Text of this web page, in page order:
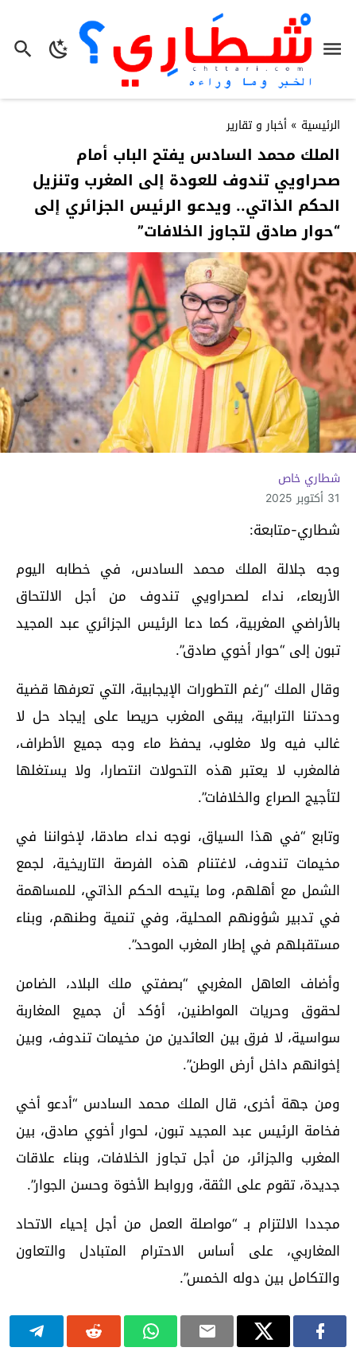
الرئيسية » أخبار و تقارير
الملك محمد السادس يفتح الباب أمام
صحراويي تندوف للعودة إلى المغرب وتنزيل
الحكم الذاتي.. ويدعو الرئيس الجزائري إلى
“حوار صادق لتجاوز الخلافات”
شطاري خاص
31 أكتوبر 2025
شطاري-متابعة:
وجه جلالة الملك محمد السادس، في خطابه اليوم
الأربعاء، نداء لصحراويي تندوف من أجل الالتحاق
بالأراضي المغربية، كما دعا الرئيس الجزائري عبد المجيد
تبون إلى “حوار أخوي صادق”.
وقال الملك “رغم التطورات الإيجابية، التي تعرفها قضية
وحدتنا الترابية، يبقى المغرب حريصا على إيجاد حل لا
غالب فيه ولا مغلوب، يحفظ ماء وجه جميع الأطراف،
فالمغرب لا يعتبر هذه التحولات انتصارا، ولا يستغلها
لتأجيج الصراع والخلافات”.
وتابع “في هذا السياق، نوجه نداء صادقا، لإخواننا في
مخيمات تندوف، لاغتنام هذه الفرصة التاريخية، لجمع
الشمل مع أهلهم، وما يتيحه الحكم الذاتي، للمساهمة
في تدبير شؤونهم المحلية، وفي تنمية وطنهم، وبناء
مستقبلهم في إطار المغرب الموحد”.
وأضاف العاهل المغربي “بصفتي ملك البلاد، الضامن
لحقوق وحريات المواطنين، أؤكد أن جميع المغاربة
سواسية، لا فرق بين العائدين من مخيمات تندوف، وبين
إخوانهم داخل أرض الوطن”.
ومن جهة أخرى، قال الملك محمد السادس “أدعو أخي
فخامة الرئيس عبد المجيد تبون، لحوار أخوي صادق، بين
المغرب والجزائر، من أجل تجاوز الخلافات، وبناء علاقات
جديدة، تقوم على الثقة، وروابط الأخوة وحسن الجوار”.
مجددا الالتزام بـ “مواصلة العمل من أجل إحياء الاتحاد
المغاربي، على أساس الاحترام المتبادل والتعاون
والتكامل بين دوله الخمس”.